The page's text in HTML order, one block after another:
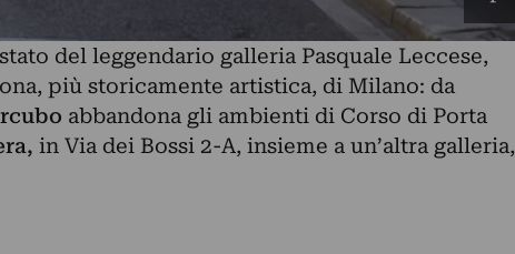
del leggendario galleria Pasquale Leccese,
più storicamente artistica, di Milano: da
abbandona gli ambienti di Corso di Porta
in Via dei Bossi 2-A, insieme a un’altra galleria,